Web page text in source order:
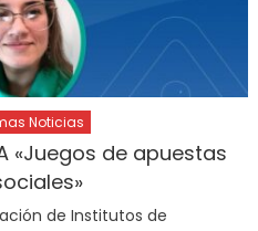
Noticias
«Juegos de apuestas
de Institutos de